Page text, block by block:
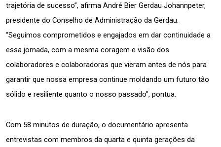
trajetória de sucesso”, afirma André Bier Gerdau Johannpeter,
presidente do Conselho de Administração da Gerdau.
“Seguimos comprometidos e engajados em dar continuidade a
essa jornada, com a mesma coragem e visão dos
colaboradores e colaboradoras que vieram antes de nós para
garantir que nossa empresa continue moldando um futuro tão
sólido e resiliente quanto o nosso passado”, pontua.
Com 58 minutos de duração, o documentário apresenta
entrevistas com membros da quarta e quinta gerações da